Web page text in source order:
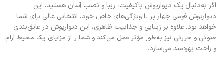
اگر به‌دنبال یک دیوارپوش باکیفیت، زیبا و نصب آسان هستید، این
دیوارپوش فومی چهار پر با ویژگی‌های خاص خود، انتخابی عالی برای شما
خواهد بود. علاوه بر زیبایی و جذابیت ظاهری، این دیوارپوش در عایق‌بندی
صوتی و حرارتی نیز به‌طور مؤثر عمل می‌کند و شما را از مزایای یک محیط آرام
و راحت بهره‌مند می‌سازد.